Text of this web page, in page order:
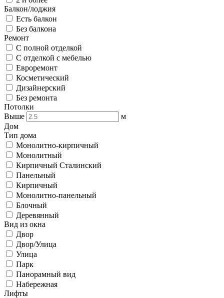
Балкон/лоджия
Есть балкон
Без балкона
Ремонт
С полной отделкой
С отделкой с мебелью
Евроремонт
Косметический
Дизайнерский
Без ремонта
Потолки
Выше
м
Дом
Тип дома
Монолитно-кирпичный
Монолитный
Кирпичный Сталинский
Панельный
Кирпичный
Монолитно-панельный
Блочный
Деревянный
Вид из окна
Двор
Двор/Улица
Улица
Парк
Панорамный вид
Набережная
Лифты